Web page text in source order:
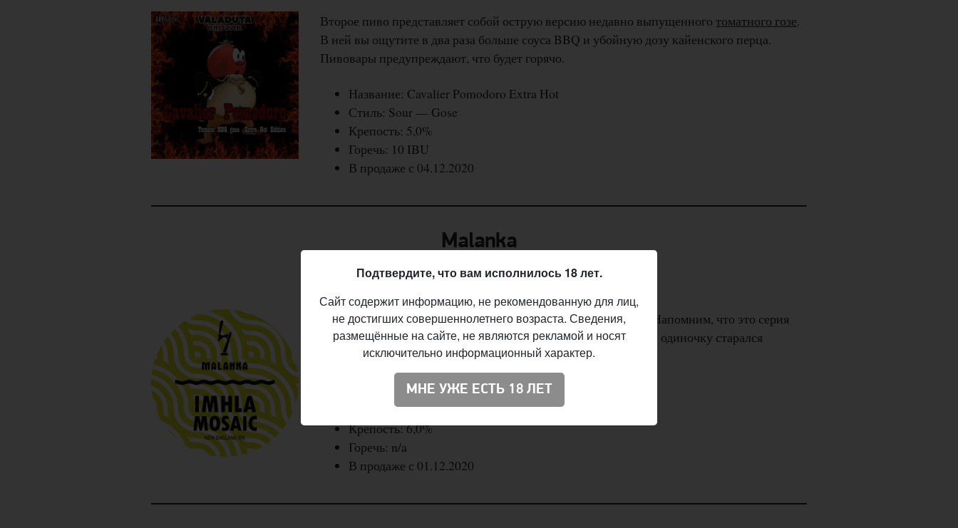
Второе пиво представляет собой острую версию недавно выпущенноготоматного гозе.
В ней вы ощутите в два раза больше соуса BBQ и убойную дозу кайенского перца.
Пивовары предупреждают, что будет горячо.
Название: Cavalier Pomodoro Extra Hot
Стиль: Sour — Gose
Крепость: 5,0%
Горечь: 10 IBU
В продаже с 04.12.2020
Malanka
Пополнение в линейке Imhla от трио пивоваров из Malanka. Напомним, что это серия
мутных и сочных IPA в стиле Новой Англии. В новой серии в одиночку старался
любимый многими хмель Mosaic.
Название: Imhla: Mosaic
Стиль: IPA — New England
Крепость: 6,0%
Горечь: n/a
В продаже с 01.12.2020
Подтвердите, что вам исполнилось 18 лет.
Сайт содержит информацию, не рекомендованную для лиц,
не достигших совершеннолетнего возраста. Сведения,
размещённые на сайте, не являются рекламой и носят
исключительно информационный характер.
МНЕ УЖЕ ЕСТЬ 18 ЛЕТ